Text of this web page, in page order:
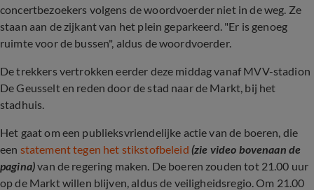
concertbezoekers volgens de woordvoerder niet in de weg. Ze
staan aan de zijkant van het plein geparkeerd. "Er is genoeg
ruimte voor de bussen", aldus de woordvoerder.
De trekkers vertrokken eerder deze middag vanaf MVV-stadion
De Geusselt en reden door de stad naar de Markt, bij het
stadhuis.
Het gaat om een publieksvriendelijke actie van de boeren, die
een statement tegen het stikstofbeleid (zie video bovenaan de
pagina)van de regering maken. De boeren zouden tot 21.00 uur
op de Markt willen blijven, aldus de veiligheidsregio. Om 21.00